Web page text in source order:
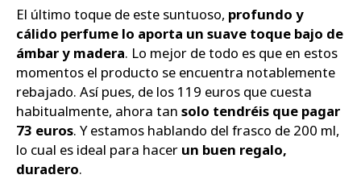
El último toque de este suntuoso, profundo y
cálido perfume lo aporta un suave toque bajo de
ámbar y madera. Lo mejor de todo es que en estos
momentos el producto se encuentra notablemente
rebajado. Así pues, de los 119 euros que cuesta
habitualmente, ahora tan solo tendréis que pagar
73 euros. Y estamos hablando del frasco de 200 ml,
lo cual es ideal para hacer un buen regalo,
duradero.